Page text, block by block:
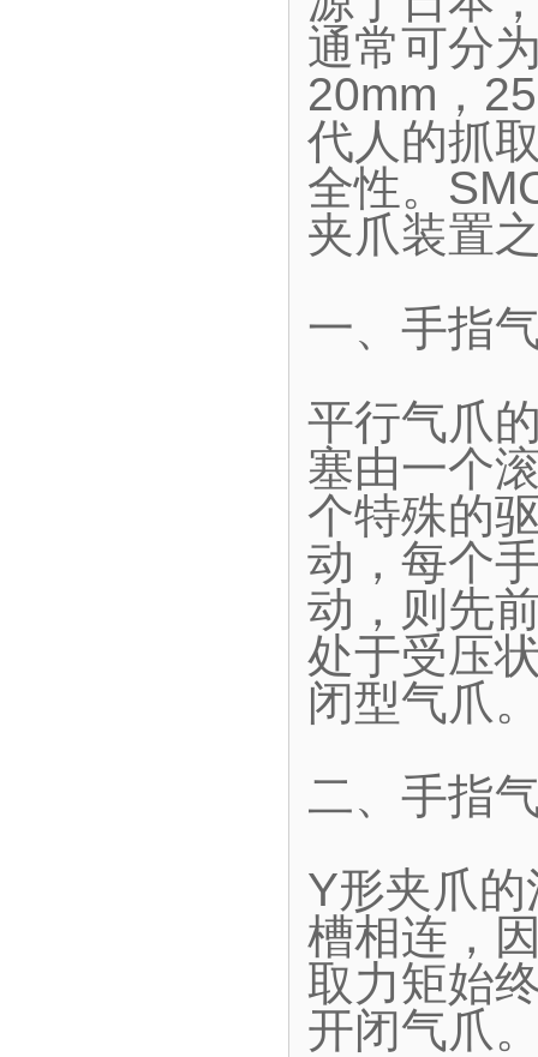
通常可分
20mm，
代人的抓
全性。
夹爪装置
一、手指
平行气爪
塞由一个
个特殊的
动，每个
动，则先
处于受压
闭型气爪
二、手指
Y形夹爪
槽相连，
取力矩始
开闭气爪